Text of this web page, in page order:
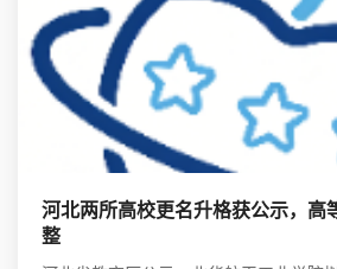
河北两所高校更名升格获公示，高
整